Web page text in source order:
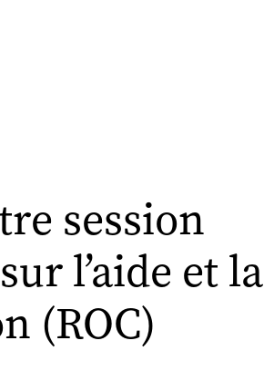
session
l’aide et la
(ROC)